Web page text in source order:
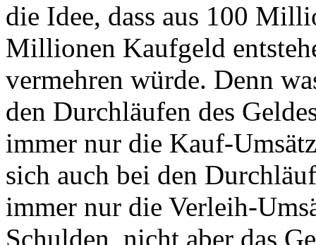
die Idee, dass aus 100
Millionen Kaufgeld
vermehren würde. Denn
den Durchläufen des
immer nur die Kauf-
sich auch bei den
immer nur die Verleih-
Schulden, nicht aber das